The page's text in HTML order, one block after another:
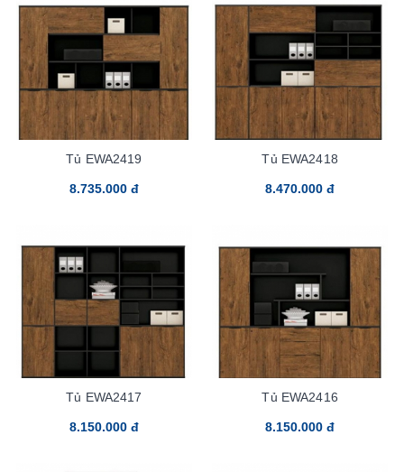
Tủ EWA2419
8.735.000 đ
Tủ EWA2418
8.470.000 đ
Tủ EWA2417
8.150.000 đ
Tủ EWA2416
8.150.000 đ